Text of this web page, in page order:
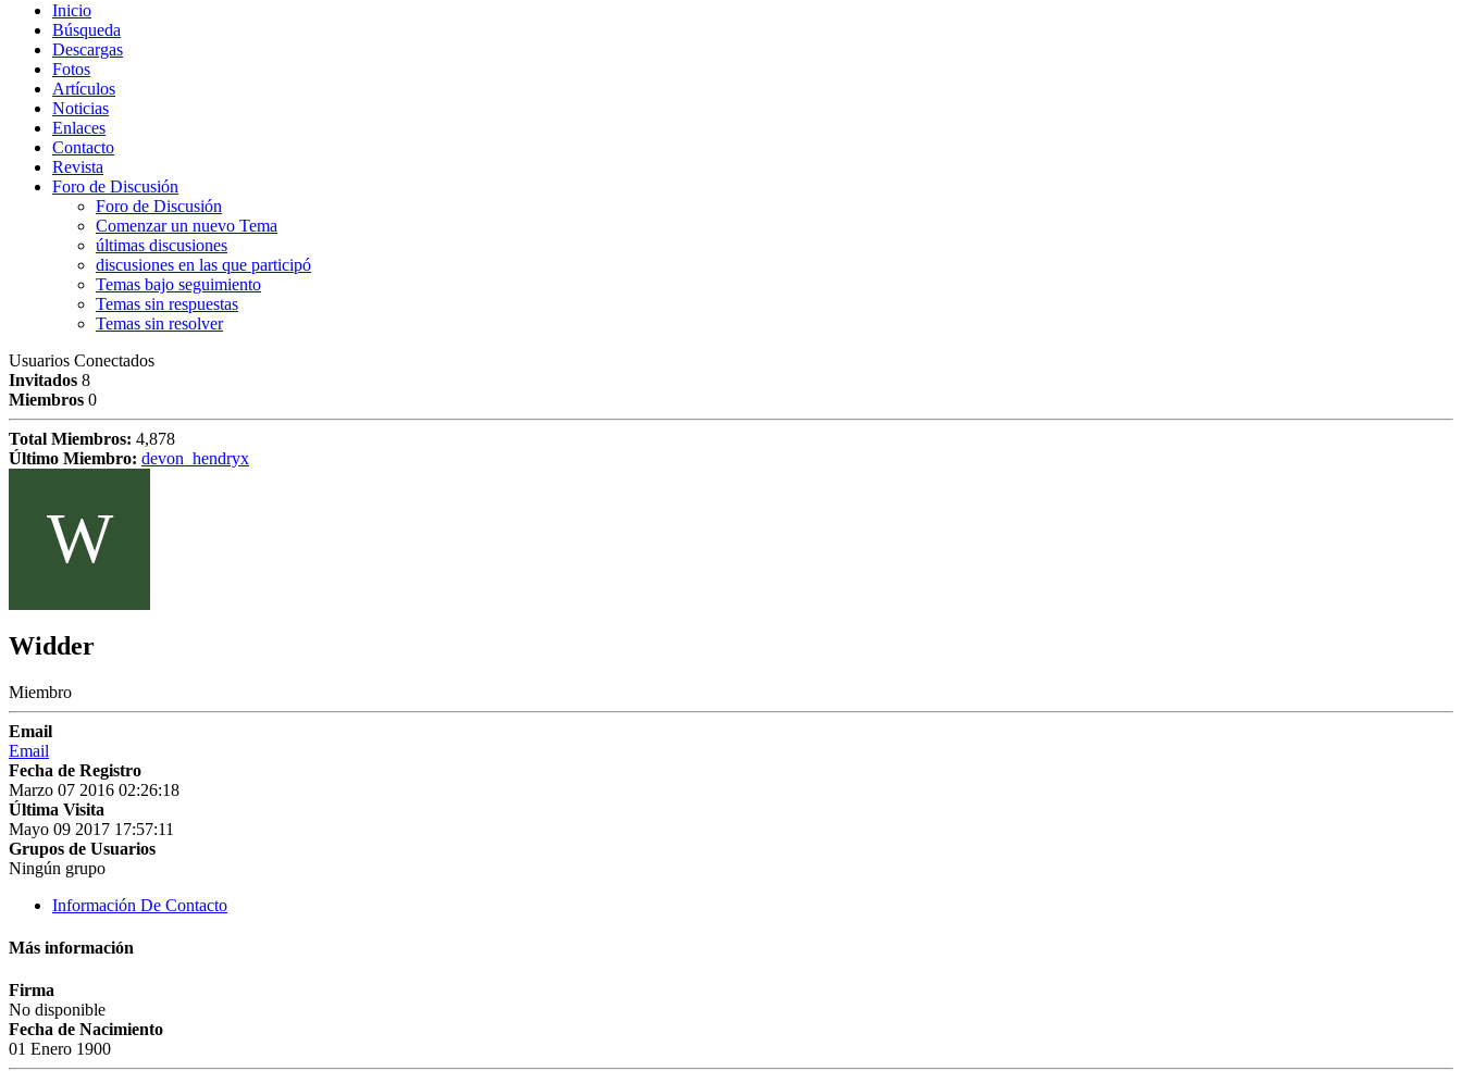
Inicio
Búsqueda
Descargas
Fotos
Artículos
Noticias
Enlaces
Contacto
Revista
Foro de Discusión
Foro de Discusión
Comenzar un nuevo Tema
últimas discusiones
discusiones en las que participó
Temas bajo seguimiento
Temas sin respuestas
Temas sin resolver
Usuarios Conectados
Invitados 8
Miembros 0
Total Miembros: 4,878
Último Miembro: devon_hendryx
W
Widder
Miembro
Email
Email
Fecha de Registro
Marzo 07 2016 02:26:18
Última Visita
Mayo 09 2017 17:57:11
Grupos de Usuarios
Ningún grupo
Información De Contacto
Más información
Firma
No disponible
Fecha de Nacimiento
01 Enero 1900